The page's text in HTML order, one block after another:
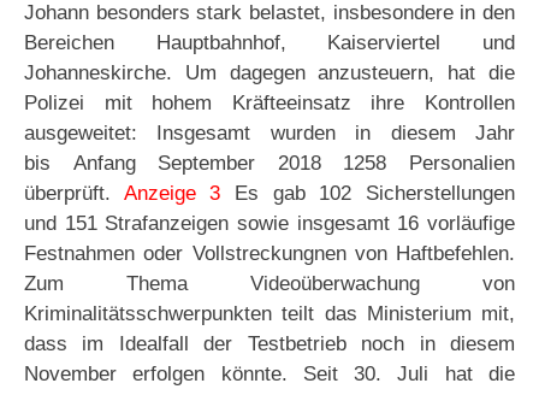
Johann besonders stark belastet, insbesondere in den
Bereichen Hauptbahnhof, Kaiserviertel und
Johanneskirche. Um dagegen anzusteuern, hat die
Polizei mit hohem Kräfteeinsatz ihre Kontrollen
ausgeweitet: Insgesamt wurden in diesem Jahr
bis Anfang September 2018 1258 Personalien
überprüft. Anzeige 3 Es gab 102 Sicherstellungen
und 151 Strafanzeigen sowie insgesamt 16 vorläufige
Festnahmen oder Vollstreckungnen von Haftbefehlen.
Zum Thema Videoüberwachung von
Kriminalitätsschwerpunkten teilt das Ministerium mit,
dass im Idealfall der Testbetrieb noch in diesem
November erfolgen könnte. Seit 30. Juli hat die